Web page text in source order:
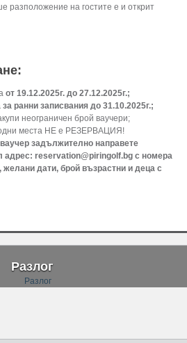
разположение на гостите е и открит
от 19.12.2025г. до 27.12.2025г.;
ранни записвания до 31.10.2025г.;
неограничен брой ваучери;
места НЕ е РЕЗЕРВАЦИЯ!
задължително направете
адрес: reservation@piringolf.bg с номера
желани дати, брой възрастни и деца с
Разлог